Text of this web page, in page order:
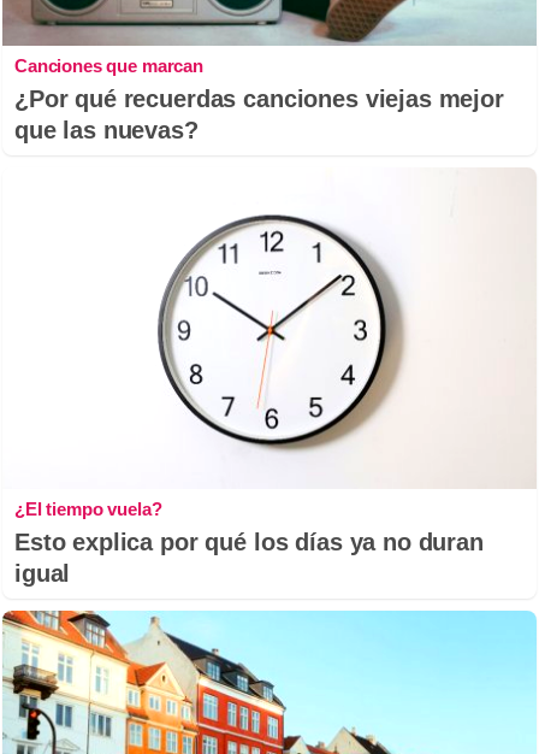
Canciones que marcan
¿Por qué recuerdas canciones viejas mejor
que las nuevas?
¿El tiempo vuela?
Esto explica por qué los días ya no duran
igual